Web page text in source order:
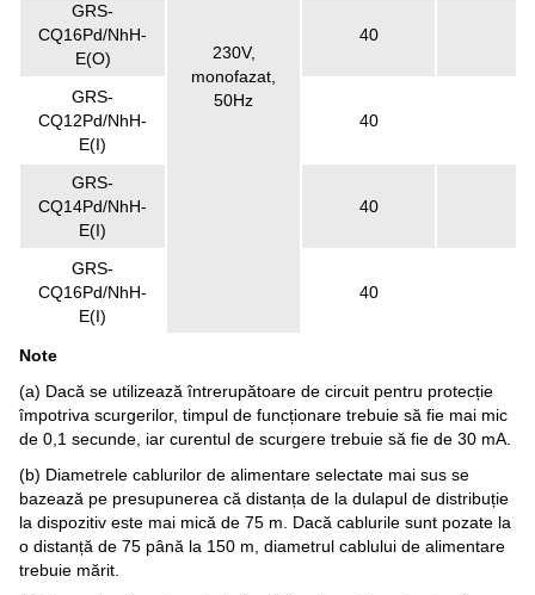
230V,
monofazat,
50Hz
GRS-
CQ16Pd/NhH-
E(O)
40
GRS-
CQ12Pd/NhH-
E(I)
40
GRS-
CQ14Pd/NhH-
E(I)
40
GRS-
CQ16Pd/NhH-
E(I)
40
Note
(a) Dacă se utilizează întrerupătoare de circuit pentru protecție
împotriva scurgerilor, timpul de funcționare trebuie să fie mai mic
de 0,1 secunde, iar curentul de scurgere trebuie să fie de 30 mA.
(b) Diametrele cablurilor de alimentare selectate mai sus se
bazează pe presupunerea că distanța de la dulapul de distribuție
la dispozitiv este mai mică de 75 m. Dacă cablurile sunt pozate la
o distanță de 75 până la 150 m, diametrul cablului de alimentare
trebuie mărit.